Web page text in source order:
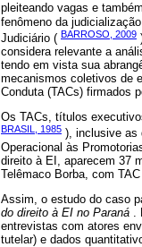
pleiteando vagas e
fenômeno da
Judiciário ( BARROSO, 2009
considera relevante a
tendo em vista sua
mecanismos coletivos de
Conduta (TACs) firmados
Os TACs, títulos
BRASIL, 1985 ), inclusive as
Operacional às
direito à EI, aparecem 37
Telêmaco Borba, com
Assim, o estudo do caso
do direito à EI no Paraná .
entrevistas com atores
tutelar) e dados